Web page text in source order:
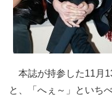
本誌が持参した11月
と、「へぇ～」といち